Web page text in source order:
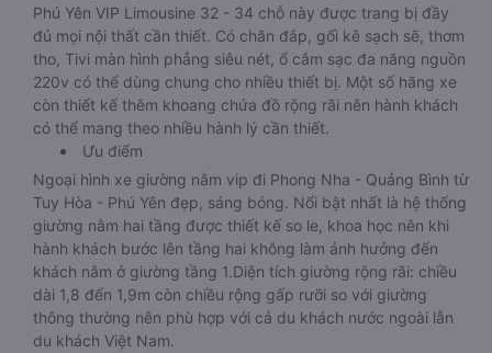
Phú Yên VIP Limousine 32 - 34 chỗ này được trang bị đầy
đủ mọi nội thất cần thiết. Có chăn đắp, gối kê sạch sẽ, thơm
tho, Tivi màn hình phẳng siêu nét, ổ cắm sạc đa năng nguồn
220v có thể dùng chung cho nhiều thiết bị. Một số hãng xe
còn thiết kế thêm khoang chứa đồ rộng rãi nên hành khách
có thể mang theo nhiều hành lý cần thiết.
Ưu điểm
Ngoại hình xe giường nằm vip đi Phong Nha - Quảng Bình từ
Tuy Hòa - Phú Yên đẹp, sáng bóng. Nổi bật nhất là hệ thống
giường nằm hai tầng được thiết kế so le, khoa học nên khi
hành khách bước lên tầng hai không làm ảnh hưởng đến
khách nằm ở giường tầng 1.Diện tích giường rộng rãi: chiều
dài 1,8 đến 1,9m còn chiều rộng gấp rưỡi so với giường
thông thường nên phù hợp với cả du khách nước ngoài lẫn
du khách Việt Nam.